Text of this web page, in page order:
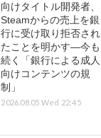
向けタイトル開発者、
Steamからの売上を銀
行に受け取り拒否され
たことを明かす―今も
続く「銀行による成人
向けコンテンツの規
制」
2026.08.05 Wed 22:45